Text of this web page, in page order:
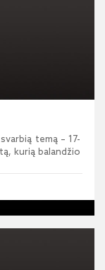
temą – 17-
kurią balandžio